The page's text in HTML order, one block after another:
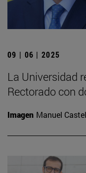
09 | 06 | 2025
La Universidad
Rectorado con
Imagen Manuel